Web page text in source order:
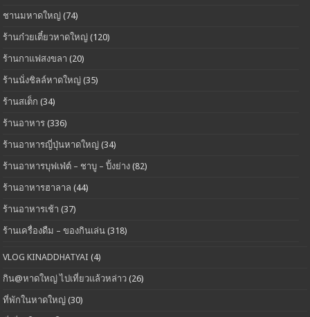
ชานมหาดใหญ่ (74)
ร้านก๋วยเตี๋ยวหาดใหญ่ (120)
ร้านกาแฟสงขลา (20)
ร้านนั่งชิลล์หาดใหญ่ (35)
ร้านสเต็ก (34)
ร้านอาหาร (336)
ร้านอาหารญี่ปุ่นหาดใหญ่ (34)
ร้านอาหารบุฟเฟ่ต์ – ชาบู – ปิ้งย่าง (82)
ร้านอาหารฮาลาล (44)
ร้านอาหารเช้า (37)
ร้านเครื่องดืม – ของกินเล่น (318)
VLOG KINADDHATYAI (4)
กิน@หาดใหญ่ ไปเที่ยวแล้วหล่าว (26)
ที่พักในหาดใหญ่ (30)